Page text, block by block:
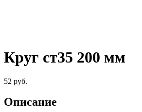
Круг ст35 200 мм
52 руб.
Описание